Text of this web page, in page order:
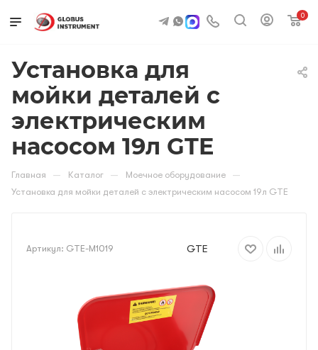
0
Установка для
мойки деталей с
электрическим
насосом 19л GTE
Главная — Каталог — Моечное оборудование —
Установка для мойки деталей с электрическим насосом 19л GTE
Артикул: GTE-M1019 GTE